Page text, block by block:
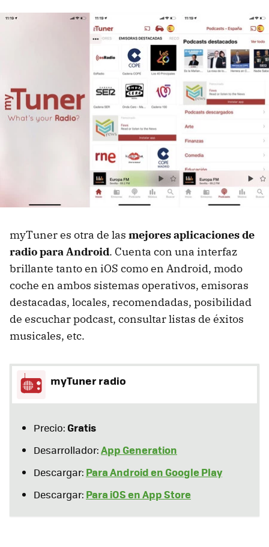
myTuner es otra de las mejores aplicaciones de
radio para Android. Cuenta con una interfaz
brillante tanto en iOS como en Android, modo
coche en ambos sistemas operativos, emisoras
destacadas, locales, recomendadas, posibilidad
de escuchar podcast, consultar listas de éxitos
musicales, etc.
myTuner radio
Precio:Gratis
Desarrollador:App Generation
Descargar: Para Android en Google Play
Descargar: Para iOS en App Store